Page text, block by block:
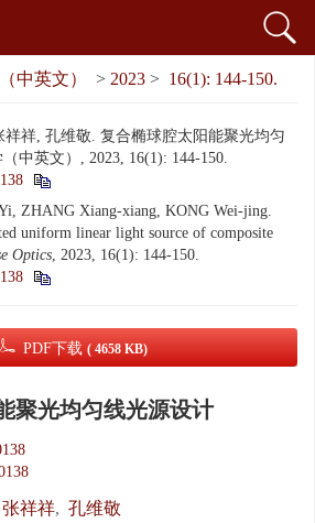
中英文） > 2023 > 16(1): 144-150.
祥祥, 孔维敬. 复合椭球腔太阳能聚光均匀
中英文）, 2023, 16(1): 144-150.
ZHANG Xiang-xiang, KONG Wei-jing.
uniform linear light source of composite
Optics, 2023, 16(1): 144-150.
PDF下载 ( 4658 KB)
聚光均匀线光源设计
张祥祥, 孔维敬